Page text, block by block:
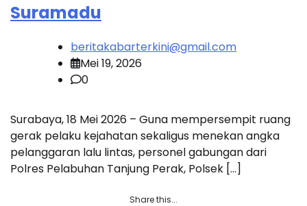
Suramadu
beritakabarterkini@gmail.com
Mei 19, 2026
0
Surabaya, 18 Mei 2026 – Guna mempersempit ruang
gerak pelaku kejahatan sekaligus menekan angka
pelanggaran lalu lintas, personel gabungan dari
Polres Pelabuhan Tanjung Perak, Polsek […]
Share this...